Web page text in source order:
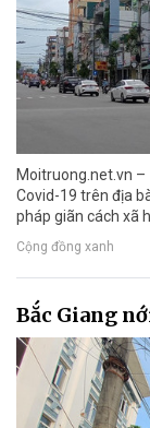
Moitruong.net.vn
Covid-19 trên địa
pháp giãn cách xã
Cộng đồng xanh
Bắc Giang